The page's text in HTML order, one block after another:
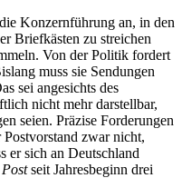
Konzernführung an, in den
Briefkästen zu streichen
Von der Politik fordert
muss sie Sendungen
sei angesichts des
nicht mehr darstellbar,
seien. Präzise Forderungen
zwar nicht,
er sich an Deutschland
seit Jahresbeginn drei